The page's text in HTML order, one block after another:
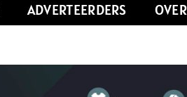
ADVERTEERDERS